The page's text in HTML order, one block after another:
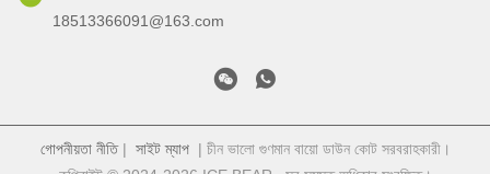
18513366091@163.com
গোপনীয়তা নীতি| সাইট ম্যাপ| চীন ভালো গুণমান বায়ো ডাউন কোট সরবরাহকারী।